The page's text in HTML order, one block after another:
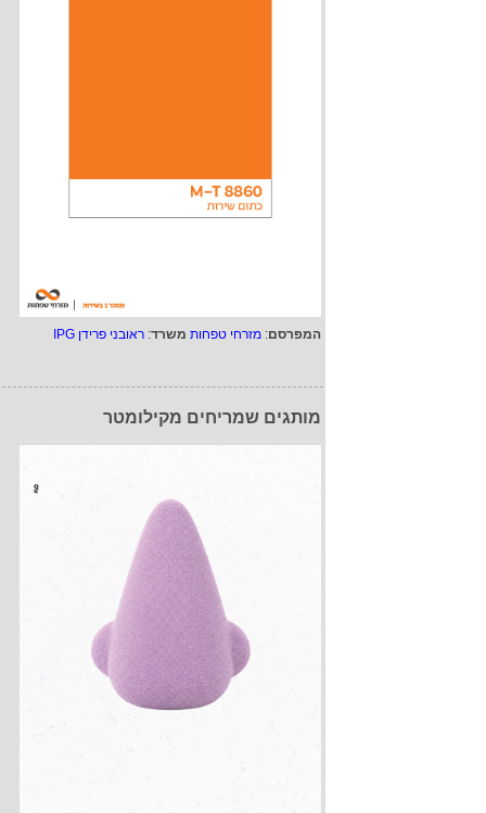
המפרסם: מזרחי טפחות משרד: ראובני פרידן IPG
מותגים שמריחים מקילומטר